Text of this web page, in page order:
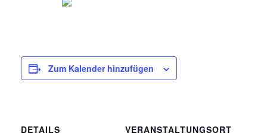
Zum Kalender hinzufügen
DETAILS
VERANSTALTUNGSORT